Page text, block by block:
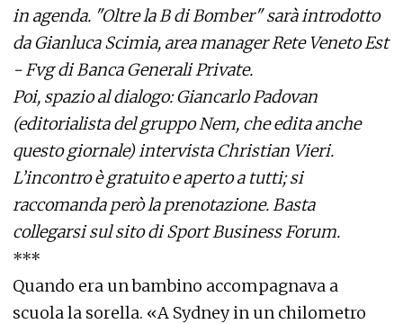
in agenda. "Oltre la B di Bomber" sarà introdotto
da Gianluca Scimia, area manager Rete Veneto Est
- Fvg di Banca Generali Private.
Poi, spazio al dialogo: Giancarlo Padovan
(editorialista del gruppo Nem, che edita anche
questo giornale) intervista Christian Vieri.
L’incontro è gratuito e aperto a tutti; si
raccomanda però la prenotazione. Basta
collegarsi sul sito diSport Business Forum.
***
Quando era un bambino accompagnava a
scuola la sorella. «A Sydney in un chilometro